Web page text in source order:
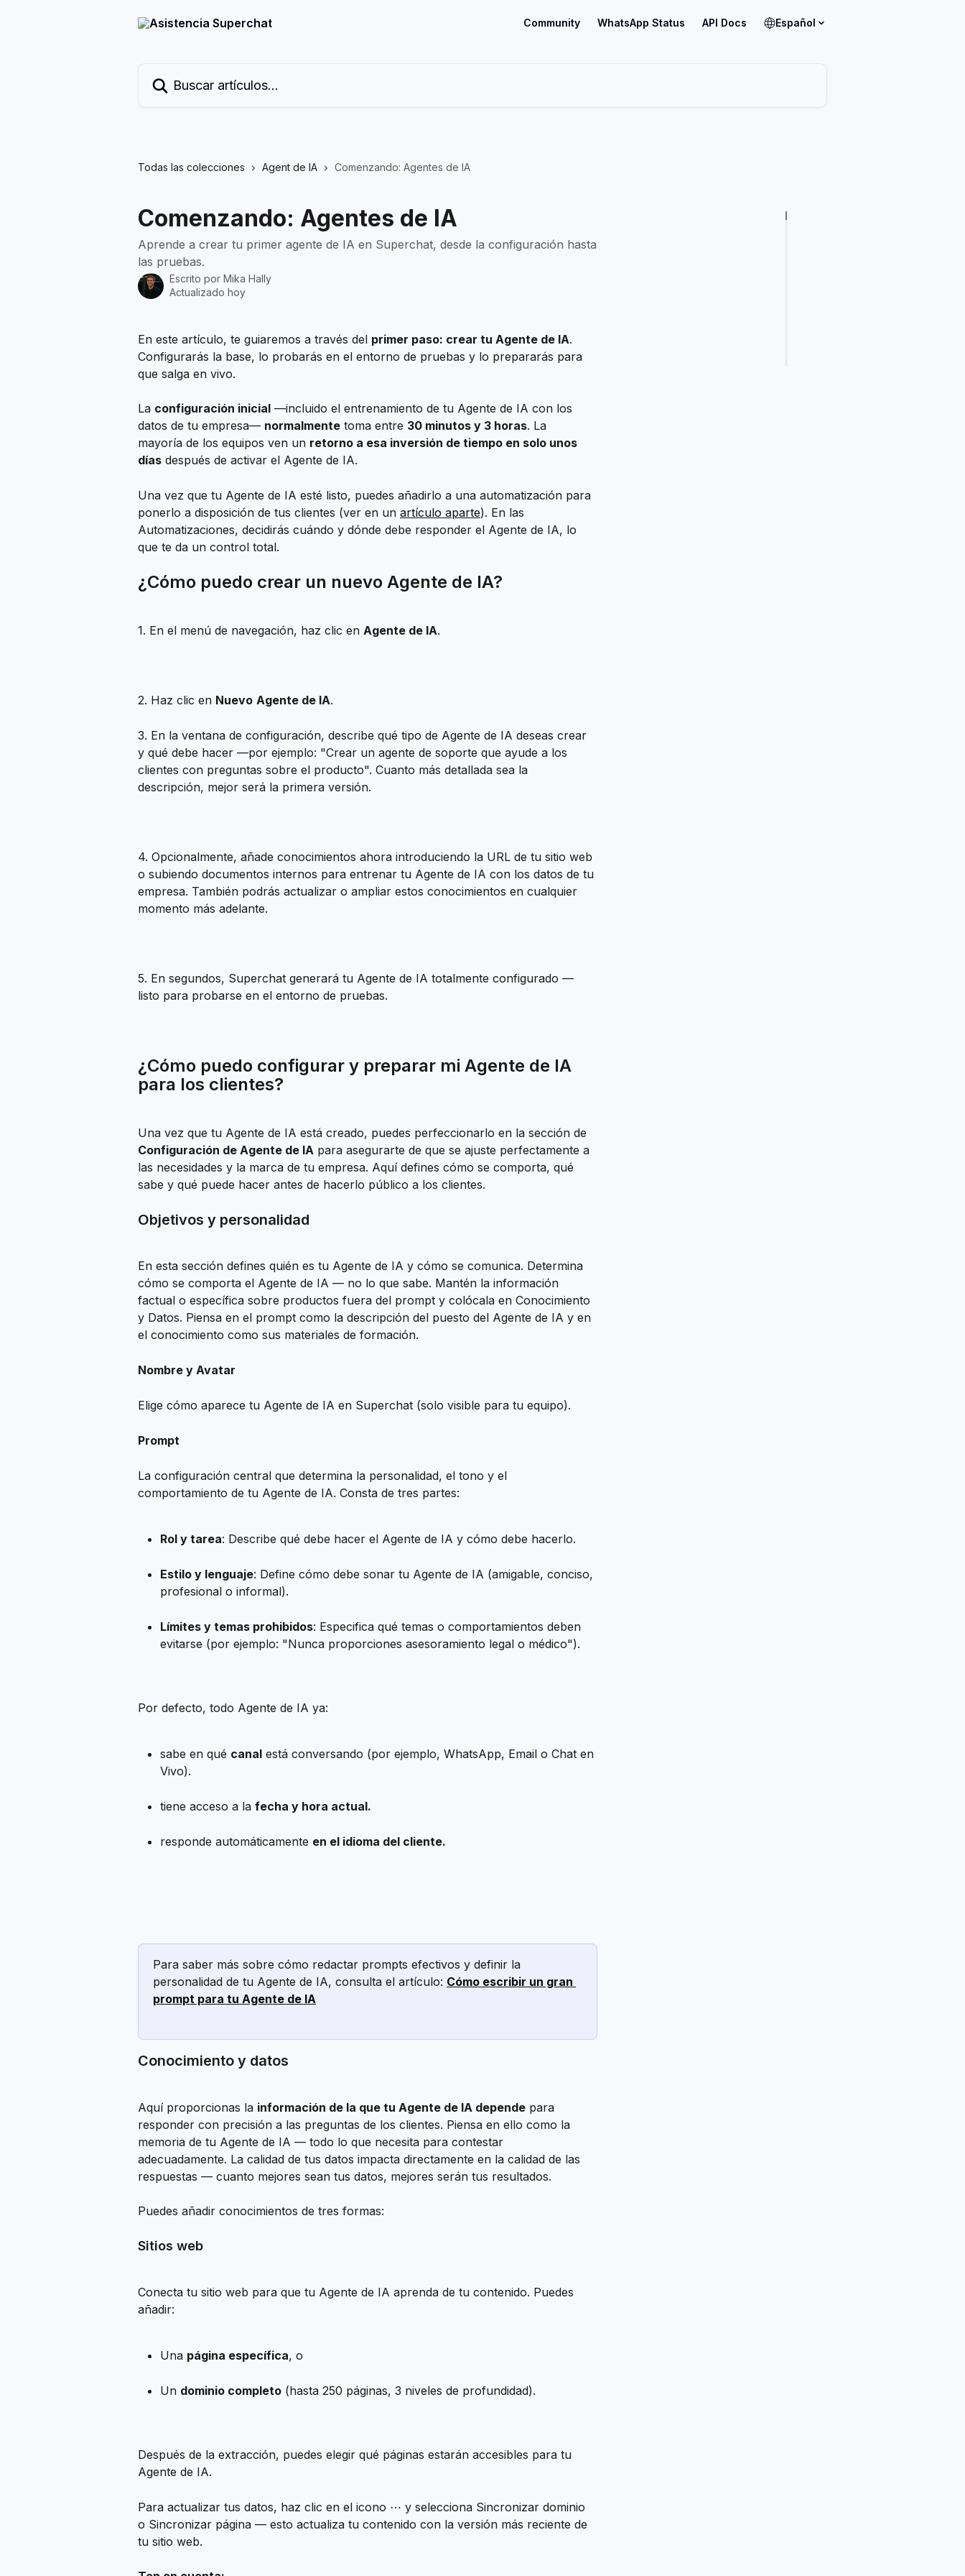
Community WhatsApp Status API Docs Español
Todas las colecciones Agent de IA Comenzando: Agentes de IA
Comenzando: Agentes de IA
Aprende a crear tu primer agente de IA en Superchat, desde la configuración hasta
las pruebas.
Escrito por Mika Hally
Actualizado hoy
En este artículo, te guiaremos a través del primer paso: crear tu Agente de IA.
Configurarás la base, lo probarás en el entorno de pruebas y lo prepararás para
que salga en vivo.
La configuración inicial —incluido el entrenamiento de tu Agente de IA con los
datos de tu empresa— normalmente toma entre 30 minutos y 3 horas. La
mayoría de los equipos ven un retorno a esa inversión de tiempo en solo unos
días después de activar el Agente de IA.
Una vez que tu Agente de IA esté listo, puedes añadirlo a una automatización para
ponerlo a disposición de tus clientes (ver en un artículo aparte). En las
Automatizaciones, decidirás cuándo y dónde debe responder el Agente de IA, lo
que te da un control total.
¿Cómo puedo crear un nuevo Agente de IA?
1. En el menú de navegación, haz clic en Agente de IA.
2. Haz clic en Nuevo Agente de IA.
3. En la ventana de configuración, describe qué tipo de Agente de IA deseas crear
y qué debe hacer —por ejemplo: "Crear un agente de soporte que ayude a los
clientes con preguntas sobre el producto". Cuanto más detallada sea la
descripción, mejor será la primera versión.
4. Opcionalmente, añade conocimientos ahora introduciendo la URL de tu sitio web
o subiendo documentos internos para entrenar tu Agente de IA con los datos de tu
empresa. También podrás actualizar o ampliar estos conocimientos en cualquier
momento más adelante.
5. En segundos, Superchat generará tu Agente de IA totalmente configurado —
listo para probarse en el entorno de pruebas.
¿Cómo puedo configurar y preparar mi Agente de IA
para los clientes?
Una vez que tu Agente de IA está creado, puedes perfeccionarlo en la sección de
Configuración de Agente de IA para asegurarte de que se ajuste perfectamente a
las necesidades y la marca de tu empresa. Aquí defines cómo se comporta, qué
sabe y qué puede hacer antes de hacerlo público a los clientes.
Objetivos y personalidad
En esta sección defines quién es tu Agente de IA y cómo se comunica. Determina
cómo se comporta el Agente de IA — no lo que sabe. Mantén la información
factual o específica sobre productos fuera del prompt y colócala en Conocimiento
y Datos. Piensa en el prompt como la descripción del puesto del Agente de IA y en
el conocimiento como sus materiales de formación.
Nombre y Avatar
Elige cómo aparece tu Agente de IA en Superchat (solo visible para tu equipo).
Prompt
La configuración central que determina la personalidad, el tono y el
comportamiento de tu Agente de IA. Consta de tres partes:
Rol y tarea: Describe qué debe hacer el Agente de IA y cómo debe hacerlo.
Estilo y lenguaje: Define cómo debe sonar tu Agente de IA (amigable, conciso,
profesional o informal).
Límites y temas prohibidos: Especifica qué temas o comportamientos deben
evitarse (por ejemplo: "Nunca proporciones asesoramiento legal o médico").
Por defecto, todo Agente de IA ya:
sabe en qué canal está conversando (por ejemplo, WhatsApp, Email o Chat en
Vivo).
tiene acceso a la fecha y hora actual.
responde automáticamente en el idioma del cliente.
Para saber más sobre cómo redactar prompts efectivos y definir la
personalidad de tu Agente de IA, consulta el artículo: Cómo escribir un gran
prompt para tu Agente de IA
Conocimiento y datos
Aquí proporcionas la información de la que tu Agente de IA depende para
responder con precisión a las preguntas de los clientes. Piensa en ello como la
memoria de tu Agente de IA — todo lo que necesita para contestar
adecuadamente. La calidad de tus datos impacta directamente en la calidad de las
respuestas — cuanto mejores sean tus datos, mejores serán tus resultados.
Puedes añadir conocimientos de tres formas:
Sitios web
Conecta tu sitio web para que tu Agente de IA aprenda de tu contenido. Puedes
añadir:
Una página específica, o
Un dominio completo (hasta 250 páginas, 3 niveles de profundidad).
Después de la extracción, puedes elegir qué páginas estarán accesibles para tu
Agente de IA.
Para actualizar tus datos, haz clic en el icono ⋯ y selecciona Sincronizar dominio
o Sincronizar página — esto actualiza tu contenido con la versión más reciente de
tu sitio web.